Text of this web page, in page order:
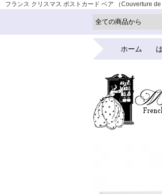
フランス クリスマス ポストカード ベア （Couverture
ホーム